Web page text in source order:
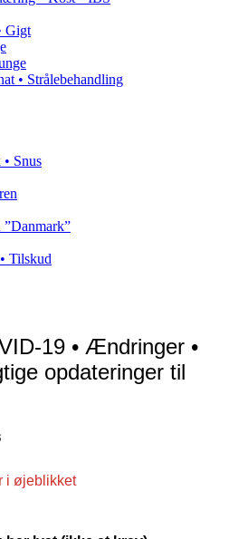
Gigt
• Strålebehandling
Snus
”Danmark”
Tilskud
19 • Ændringer •
opdateringer til
i øjeblikket